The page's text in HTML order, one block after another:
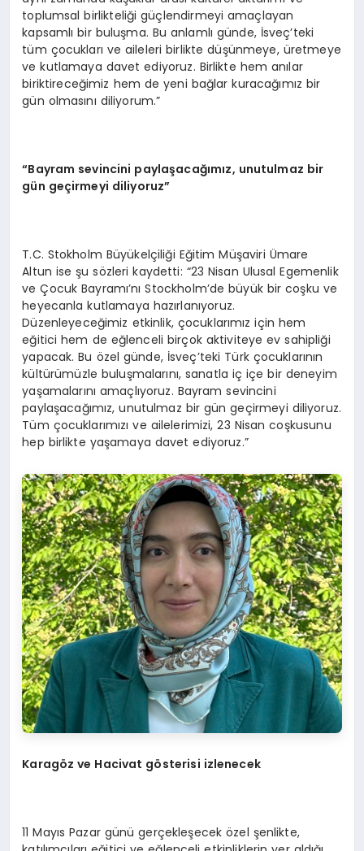
toplumsal birlikteliği güçlendirmeyi amaçlayan
kapsamlı bir buluşma. Bu anlamlı günde, İsveç’teki
tüm çocukları ve aileleri birlikte düşünmeye, üretmeye
ve kutlamaya davet ediyoruz. Birlikte hem anılar
biriktireceğimiz hem de yeni bağlar kuracağımız bir
gün olmasını diliyorum.”
“Bayram sevincini paylaşacağımız, unutulmaz bir
gün geçirmeyi diliyoruz”
T.C. Stokholm Büyükelçiliği Eğitim Müşaviri Ümare
Altun ise şu sözleri kaydetti: “23 Nisan Ulusal Egemenlik
ve Çocuk Bayramı’nı Stockholm’de büyük bir coşku ve
heyecanla kutlamaya hazırlanıyoruz.
Düzenleyeceğimiz etkinlik, çocuklarımız için hem
eğitici hem de eğlenceli birçok aktiviteye ev sahipliği
yapacak. Bu özel günde, İsveç’teki Türk çocuklarının
kültürümüzle buluşmalarını, sanatla iç içe bir deneyim
yaşamalarını amaçlıyoruz. Bayram sevincini
paylaşacağımız, unutulmaz bir gün geçirmeyi diliyoruz.
Tüm çocuklarımızı ve ailelerimizi, 23 Nisan coşkusunu
hep birlikte yaşamaya davet ediyoruz.”
Karagöz ve Hacivat gösterisi izlenecek
11 Mayıs Pazar günü gerçekleşecek özel şenlikte,